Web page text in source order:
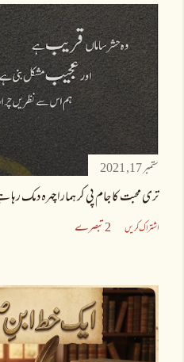
ستمبر 17, 2021
تری محبت کا جام پی کر ہمارا چہرہ دمک
اشتراک کریں 2 تبصرے